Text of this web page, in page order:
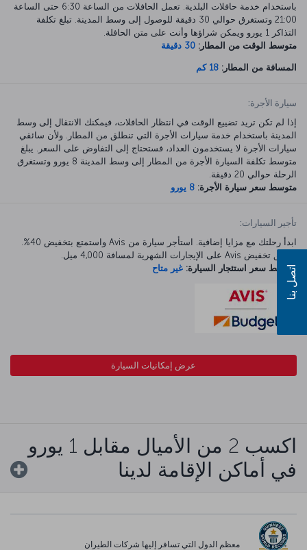
باستخدام خدمة حافلات البلدية. تعمل الحافلات من الساعة 6:30 حتى الساعة
21:00 وتستغرق حوالي 30 دقيقة للوصول إلى وسط المدينة. تبلغ تكلفة
التذاكر 1 يورو ويمكن شراؤها وأنت على متن الحافلة.
متوسط الوقت من المطار: 30 دقيقة
المسافة من المطار: 18 كم
سيارة الأجرة:
إذا لم تكن تريد تضييع الوقت في انتظار الحافلات، فيمكنك الانتقال إلى وسط
المدينة باستخدام خدمة سيارات الأجرة التي تنطلق من المطار. ولأن سائقي
سيارات الأجرة لا يستخدمون العداد، فستحتاج إلى التفاوض على السعر. يبلغ
متوسط تكلفة السيارة الأجرة من المطار إلى وسط المدينة 8 يورو وتستغرق
الرحلة حوالي 20 دقيقة.
متوسط سعر سيارة الأجرة: 8 يورو
تأجير السيارات:
ابدأ رحلتك مع مزايا إضافية. استأجر سيارة من Avis واستمتع بتخفيض 40%.
ينطبق تخفيض Avis على الإيجارات الشهرية لمسافة 4,000 ميل.
متوسط سعر استئجار السيارة: غير متاح
عرض إمكانيات السيارة
اكسب 2 من الأميال مقابل 1 يورو
في أماكن الإقامة لدينا
معظم الدول التي تسافر إليها شركات الطيران
اتصل بنا